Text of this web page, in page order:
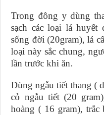
Trong đông y dùng
sạch các loại lá
sống đời (20gram), lá
loại này sắc chung,
lần trước khi ăn.
Dùng ngẫu tiết thang (
cỏ ngẫu tiết (20
hoàng ( 16 gram), trắc